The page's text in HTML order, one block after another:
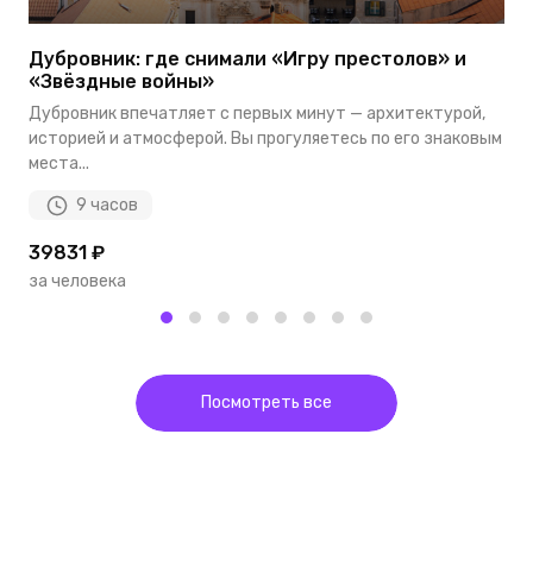
Дубровник: где снимали «Игру престолов» и
«Звёздные войны»
Дубровник впечатляет с первых минут — архитектурой,
историей и атмосферой. Вы прогуляетесь по его знаковым
места...
9 часов
39831 ₽
за человека
Посмотреть все